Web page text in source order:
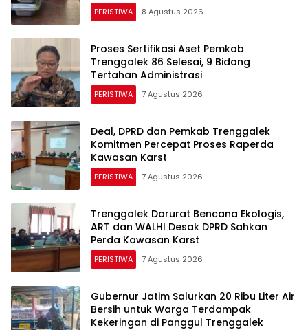
PERISTIWA 8 Agustus 2026
Proses Sertifikasi Aset Pemkab
Trenggalek 86 Selesai, 9 Bidang
Tertahan Administrasi
PERISTIWA 7 Agustus 2026
Deal, DPRD dan Pemkab Trenggalek
Komitmen Percepat Proses Raperda
Kawasan Karst
PERISTIWA 7 Agustus 2026
Trenggalek Darurat Bencana Ekologis,
ART dan WALHI Desak DPRD Sahkan
Perda Kawasan Karst
PERISTIWA 7 Agustus 2026
Gubernur Jatim Salurkan 20 Ribu Liter Air
Bersih untuk Warga Terdampak
Kekeringan di Panggul Trenggalek